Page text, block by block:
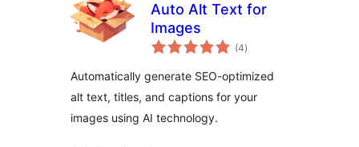
Auto Alt Text for
Images
(4общо
оценки
)
Automatically generate SEO-optimized
alt text, titles, and captions for your
images using AI technology.